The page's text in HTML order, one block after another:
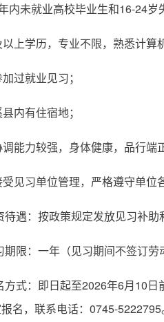
内未就业高校毕业生和16-24岁
上学历，专业不限，熟悉计算
过就业见习；
内有住宿地；
能力较强，身体健康，品行端
见习单位管理，严格遵守单位
待遇：按政策规定发放见习补助
期限：一年（见习期间不签订劳
方式：即日起至2026年6月10
名，联系电话：0745-5222795